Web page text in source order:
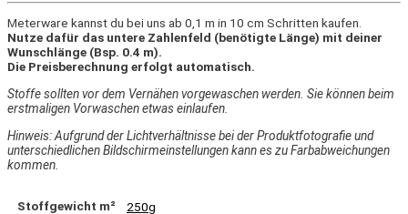
Meterware kannst du bei uns ab 0,1 m in 10 cm Schritten kaufen.
Nutze dafür das untere Zahlenfeld (benötigte Länge) mit deiner
Wunschlänge (Bsp. 0.4 m).
Die Preisberechnung erfolgt automatisch.
Stoffe sollten vor dem Vernähen vorgewaschen werden. Sie können beim
erstmaligen Vorwaschen etwas einlaufen.
Hinweis: Aufgrund der Lichtverhältnisse bei der Produktfotografie und
unterschiedlichen Bildschirmeinstellungen kann es zu Farbabweichungen
kommen.
Stoffgewicht m² 250g